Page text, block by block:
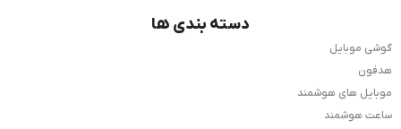
دسته بندی ها
گوشی موبایل
هدفون
موبایل های هوشمند
ساعت هوشمند